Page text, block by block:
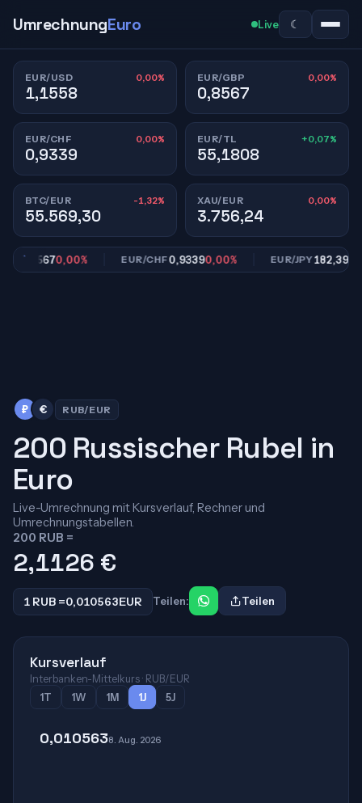
UmrechnungEuro Live ☾
EUR/USD 0,00%
1,1558
EUR/GBP 0,00%
0,8567
EUR/CHF 0,00%
0,9339
EUR/TL +0,07%
55,1808
BTC/EUR -1,32%
55.569,30
XAU/EUR 0,00%
3.756,24
0,85670,00% EUR/CHF0,93390,00% EUR/JPY182,39
₽ € RUB/EUR
200 Russischer Rubel in
Euro
Live-Umrechnung mit Kursverlauf, Rechner und
Umrechnungstabellen.
200 RUB =
2,1126 €
1 RUB =0,010563EUR Teilen: Teilen
Kursverlauf
Interbanken-Mittelkurs · RUB/EUR
1T
1W 1M 1J 5J
0,0105638. Aug. 2026